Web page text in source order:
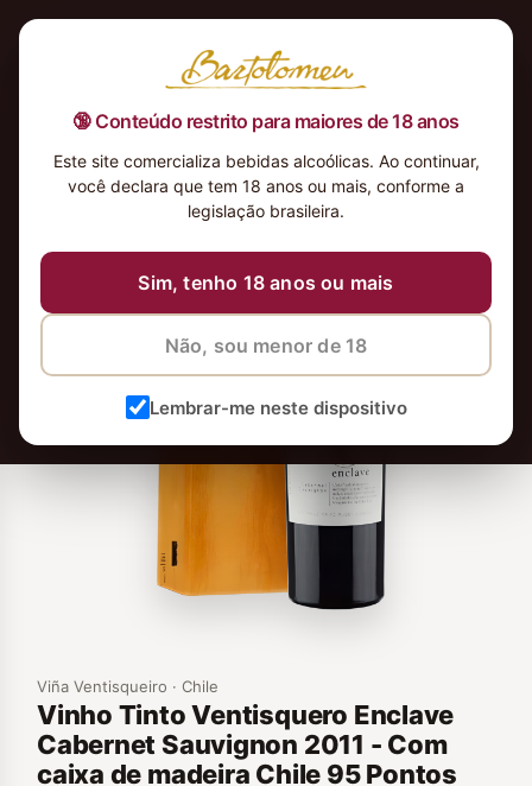
🔞 Conteúdo restrito para maiores de 18 anos
Este site comercializa bebidas alcoólicas. Ao continuar,
você declara que tem 18 anos ou mais, conforme a
legislação brasileira.
Sim, tenho 18 anos ou mais
Não, sou menor de 18
Lembrar-me neste dispositivo
Viña Ventisqueiro · Chile
Vinho Tinto Ventisquero Enclave
Cabernet Sauvignon 2011 - Com
caixa de madeira Chile 95 Pontos